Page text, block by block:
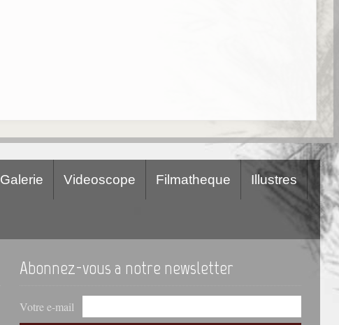
Galerie Videoscope Filmatheque Illustres
Abonnez-vous a notre newsletter
Votre e-mail